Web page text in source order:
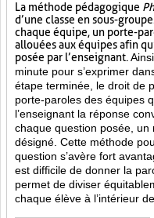
La méthode pédagogique
d’une classe en sous-
chaque équipe, un porte-
allouées aux équipes afin
posée par l’enseignant.
minute pour s’exprimer
étape terminée, le droit de
porte-paroles des équipes
l’enseignant la réponse
chaque question posée, un
désigné. Cette méthode
question s’avère fort
est difficile de donner la
permet de diviser
chaque élève à l’intérieur